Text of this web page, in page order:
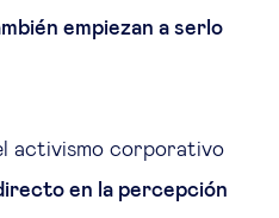
empiezan a serlo
activismo corporativo
en la percepción